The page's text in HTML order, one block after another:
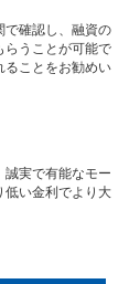
で確認し、融資の
らうことが可能で
ることをお勧めい
実で有能なモー
低い金利でより大